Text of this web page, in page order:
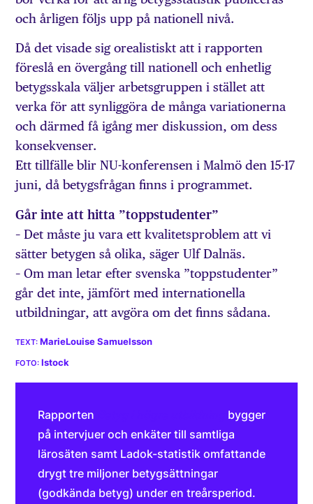
och årligen följs upp på nationell nivå.
Då det visade sig orealistiskt att i rapporten
föreslå en övergång till nationell och enhetlig
betygsskala väljer arbetsgruppen i stället att
verka för att synliggöra de många variationerna
och därmed få igång mer diskussion, om dess
konsekvenser.
Ett tillfälle blir NU-konferensen i Malmö den 15-17
juni, då betygsfrågan finns i programmet.
Går inte att hitta ”toppstudenter”
– Det måste ju vara ett kvalitetsproblem att vi
sätter betygen så olika, säger Ulf Dalnäs.
– Om man letar efter svenska ”toppstudenter”
går det inte, jämfört med internationella
utbildningar, att avgöra om det finns sådana.
MarieLouise Samuelsson
Istock
Rapporten
bygger
på intervjuer och enkäter till samtliga
lärosäten samt Ladok-statistik omfattande
drygt tre miljoner betygsättningar
(godkända betyg) under en treårsperiod.